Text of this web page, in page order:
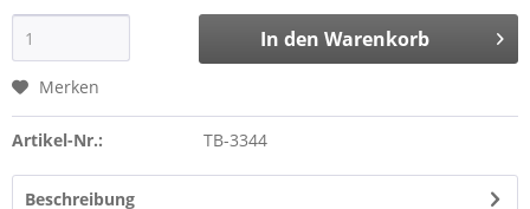
In den Warenkorb
Merken
Artikel-Nr.: TB-3344
Beschreibung